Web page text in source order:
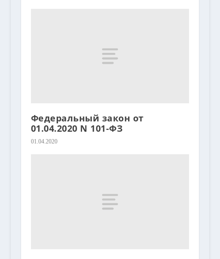
Федеральный закон от
01.04.2020 N 101-ФЗ
01.04.2020